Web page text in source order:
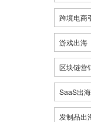
跨境电商
游戏出海
区块链营
SaaS出海
发制品出